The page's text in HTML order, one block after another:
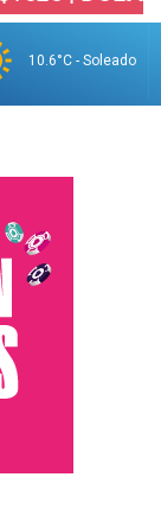
10.6°C - Soleado